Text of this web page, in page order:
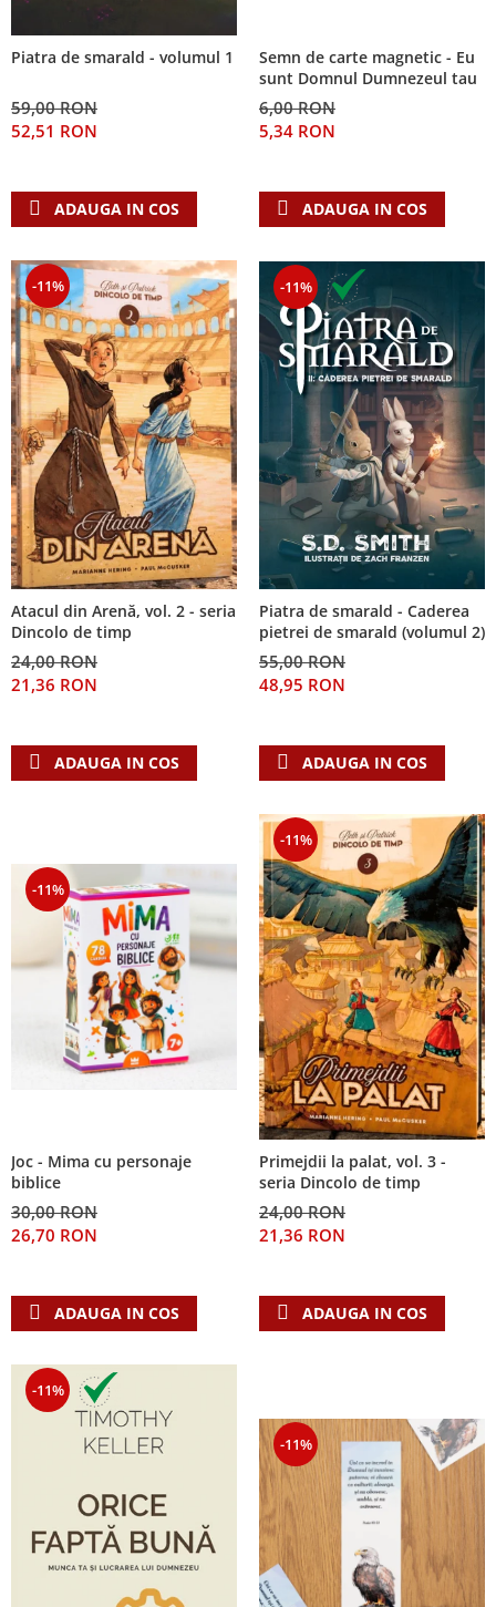
Piatra de smarald - volumul 1
59,00 RON
52,51 RON
ADAUGA IN COS
Semn de carte magnetic - Eu
sunt Domnul Dumnezeul tau
6,00 RON
5,34 RON
ADAUGA IN COS
-11%
Atacul din Arenă, vol. 2 - seria
Dincolo de timp
24,00 RON
21,36 RON
ADAUGA IN COS
-11%
Piatra de smarald - Caderea
pietrei de smarald (volumul 2)
55,00 RON
48,95 RON
ADAUGA IN COS
-11%
Joc - Mima cu personaje
biblice
30,00 RON
26,70 RON
ADAUGA IN COS
-11%
Primejdii la palat, vol. 3 -
seria Dincolo de timp
24,00 RON
21,36 RON
ADAUGA IN COS
-11%
-11%